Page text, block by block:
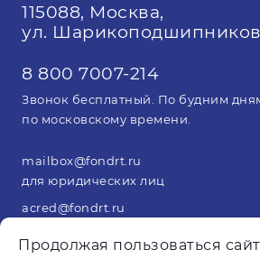
115088, Москва,
ул.
8 800 7007-214
Звонок бесплатный. По будним
по московскому времени.
mailbox@fondrt.ru
для юридических лиц
acred@fondrt.ru
Продолжая пользоваться